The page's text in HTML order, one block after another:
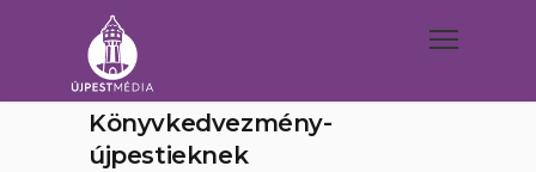
Könyvkedvezmény-
újpestieknek